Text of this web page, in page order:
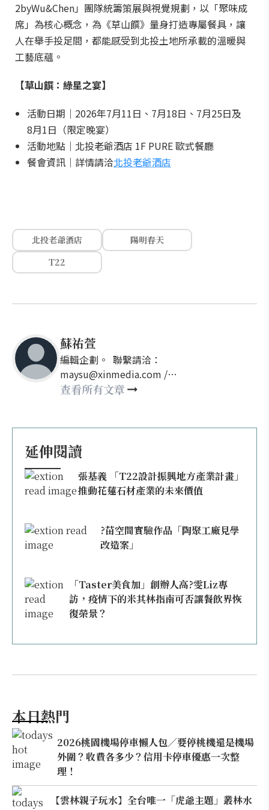
2byWu&Chen」團隊統籌策展與視覺規劃，以「聚味成
席」為核心概念，為《草山饌》量身打造專屬餐具，讓
人在舉手投足間，都能感受到北投土地所承載的溫暖與
工藝底蘊。
【草山饌：綠星之宴】
活動日期｜2026年7月11日、7月18日、7月25日及
8月1日（限定晚宴）
活動地點｜北投老爺酒店 1F PURE 歐式餐廳
餐會資訊｜詳情請洽北投老爺酒店
北投老爺酒店
陽明春天
T22
蘇祐萱
編輯企劃。 聯繫請洽：
maysu@xinmedia.com /
may860527@gmail.com
查看所有文章
延伸閱讀
張基義 「T22設計振興地方產業計畫」
推動花蓮石材產業的未來價值
?苗空間實驗作品「陶聚工廠見學
改造案」
「Taster美食加」創辦人高?雯Liz專
訪，疫情下的米其林指南可否讓餐飲界恢
復榮景？
本日熱門
2026桃園機場停車懶人包／要停桃機還是機場
外圍？收費各多少？信用卡停車優惠一次整
理！
【雲林親子玩水】全台唯一「虎爺主題」叢林水